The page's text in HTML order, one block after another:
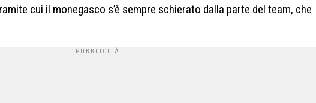
cui il monegasco s’è sempre schierato dalla parte del team, che